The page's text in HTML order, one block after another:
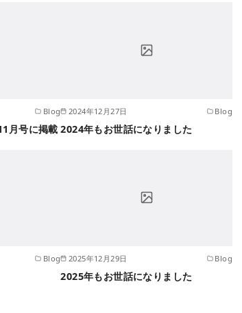
Blog
月号に掲載
2024年12月27日 Blog
2024年もお世話になりました
Blog 2025年12月29日 Blog
2025年もお世話になりました